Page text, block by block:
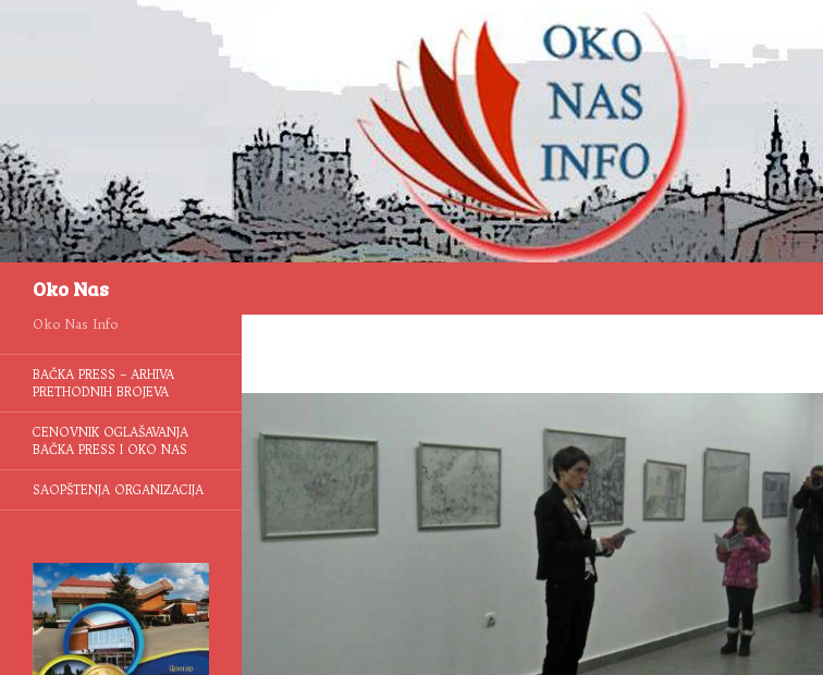
Oko Nas
Oko Nas Info
BAČKA PRESS – ARHIVA
PRETHODNIH BROJEVA
CENOVNIK OGLAŠAVANJA
BAČKA PRESS I OKO NAS
SAOPŠTENJA ORGANIZACIJA